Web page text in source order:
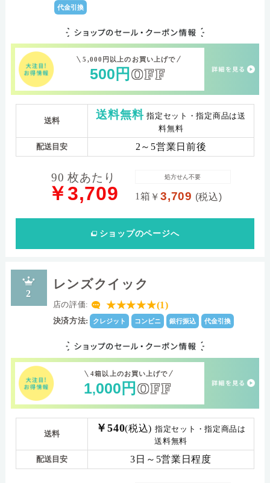
(-)0.50～-6.00（0.25ステップ）-6.50～-10.00（0.50ス
テップ）
代金引換
5,000円以上のお買い上げで
500 円 OFF
送料 送料無料 指定セット・指定商品は送
料無料
配送目安 2～5営業日前後
90 枚あたり
￥3,709 1箱 ￥3,709 (税込)
処方せん不要
ショップのページへ
2
レンズクイック
店の評価: ★★★★★(1)
決済方法: クレジット コンビニ 銀行振込 代金引換
4箱以上のお買い上げで
1,000 円 OFF
送料 ￥540(税込) 指定セット・指定商品は
送料無料
配送目安 3日～5営業日程度